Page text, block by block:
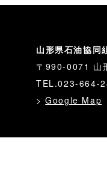
山形県石油協
〒990-0071 山
TEL.023-664-
>Google Map